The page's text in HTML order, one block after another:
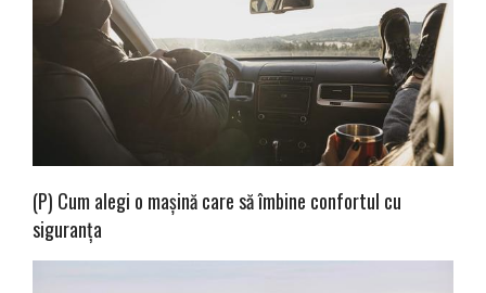
(P) Cum alegi o mașină care să îmbine confortul cu
siguranța